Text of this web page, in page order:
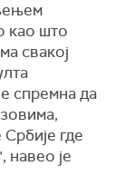
као што
свакој
спремна да
где
навео је